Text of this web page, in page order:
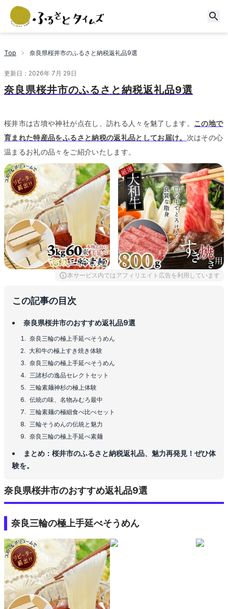
Top 奈良県桜井市のふるさと納税返礼品9選
更新日： 2026年 7月 29日
奈良県桜井市のふるさと納税返礼品9選
桜井市は古墳や神社が点在し、訪れる人々を魅了します。 この地で
育まれた特産品をふるさと納税の返礼品としてお届け。 次はその心
温まるお礼の品々をご紹介いたします。
本サービス内ではアフィリエイト広告を利用しています
この記事の目次
奈良県桜井市のおすすめ返礼品9選
奈良三輪の極上手延べそうめん
大和牛の極上すき焼き体験
奈良三輪の極上手延べそうめん
三諸杉の逸品セレクトセット
三輪素麺神杉の極上体験
伝統の味、名物みむろ最中
三輪素麺の極細食べ比べセット
三輪そうめんの伝統と魅力
奈良三輪の極上手延べ素麺
まとめ：桜井市のふるさと納税返礼品、魅力再発見！ぜひ体
験を。
奈良県桜井市のおすすめ返礼品9選
奈良三輪の極上手延べそうめん